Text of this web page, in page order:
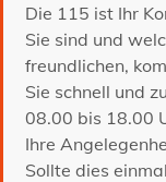
Die 115 ist Ihr
Sie sind und
freundlichen,
Sie schnell und
08.00 bis 18.00
Ihre
Sollte dies